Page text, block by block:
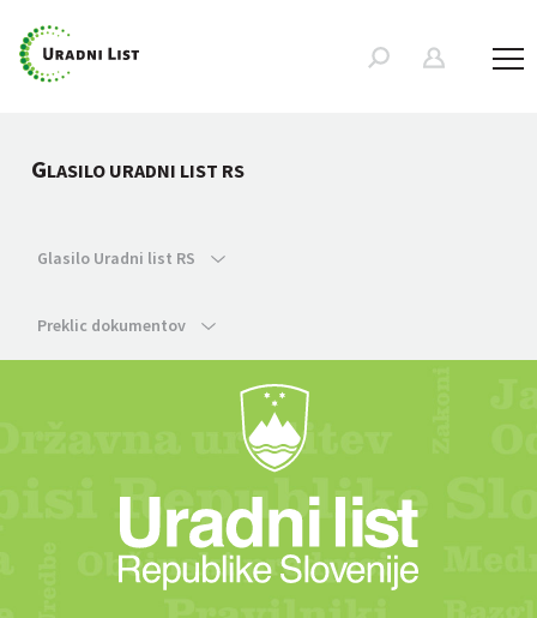
GLASILO URADNI LIST RS
Glasilo Uradni list RS
Preklic dokumentov